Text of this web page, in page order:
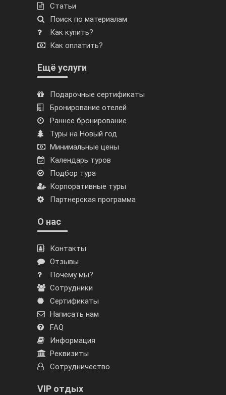
Статьи
Поиск по материалам
Как купить?
Как оплатить?
Ещё услуги
Подарочные сертификаты
Бронирование отелей
Раннее бронирование
Туры на Новый год
Минимальные цены
Календарь туров
Подбор тура
Корпоративные туры
Партнерская программа
О нас
Контакты
Отзывы
Почему мы?
Сотрудники
Сертификаты
Написать нам
FAQ
Информация
Реквизиты
Сотрудничество
VIP отдых